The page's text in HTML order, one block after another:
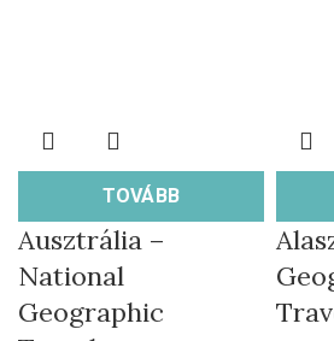
TOVÁBB
Ausztrália –
National
Geographic